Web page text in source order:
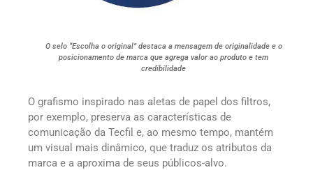
O selo “Escolha o original” destaca a mensagem de originalidade e o
posicionamento de marca que agrega valor ao produto e tem
credibilidade
O grafismo inspirado nas aletas de papel dos filtros,
por exemplo, preserva as características de
comunicação da Tecfil e, ao mesmo tempo, mantém
um visual mais dinâmico, que traduz os atributos da
marca e a aproxima de seus públicos-alvo.